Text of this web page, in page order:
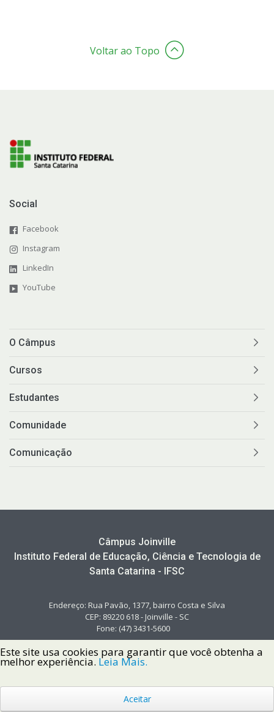
Voltar ao Topo
Social
Facebook
Instagram
LinkedIn
YouTube
O Câmpus
Cursos
Estudantes
Comunidade
Comunicação
Câmpus Joinville
Instituto Federal de Educação, Ciência e Tecnologia de
Santa Catarina - IFSC
Endereço: Rua Pavão, 1377, bairro Costa e Silva
CEP: 89220 618 - Joinville - SC
Fone: (47) 3431-5600
Copyright © 2022 Instituto Federal de Santa Catarina IFSC
Este site usa cookies para garantir que você obtenha a
melhor experiência. Leia Mais.
Aceitar